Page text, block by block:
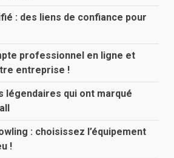
: des liens de confiance pour
professionnel en ligne et
entreprise !
légendaires qui ont marqué
: choisissez l’équipement
!